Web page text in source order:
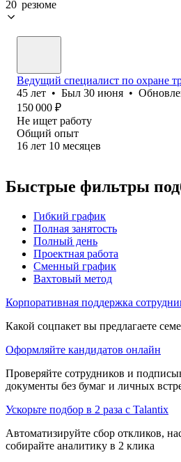
20 резюме
Ведущий специалист по охране
45 лет • Был 30 июня •
150 000 ₽
Не ищет работу
Общий опыт
16 лет 10 месяцев
Быстрые фильтры
Гибкий график
Полная занятость
Полный день
Проектная работа
Сменный график
Вахтовый метод
Корпоративная поддержка
Какой соцпакет вы предлагаете
Оформляйте кандидатов онлайн
Проверяйте сотрудников и
документы без бумаг и личных
Ускорьте подбор в 2 раза с Talantix
Автоматизируйте сбор откликов,
собирайте аналитику в 2 клика